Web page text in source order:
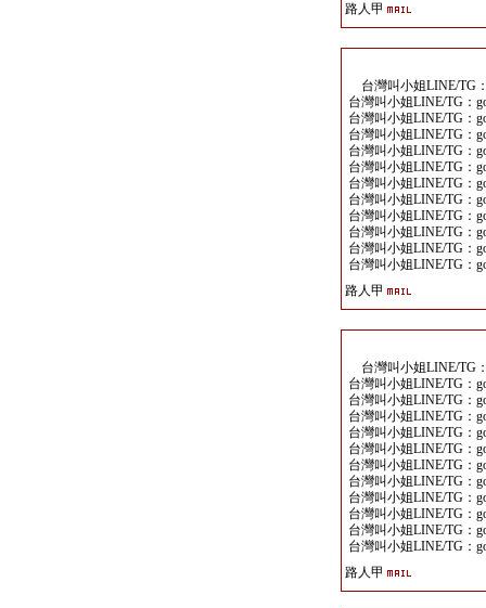
路人甲
台灣叫小姐LINE/TG
台灣叫小姐LINE/TG：
台灣叫小姐LINE/TG：
台灣叫小姐LINE/TG：
台灣叫小姐LINE/TG：
台灣叫小姐LINE/TG：
台灣叫小姐LINE/TG：
台灣叫小姐LINE/TG：
台灣叫小姐LINE/TG：
台灣叫小姐LINE/TG：
台灣叫小姐LINE/TG：
台灣叫小姐LINE/TG：
路人甲
台灣叫小姐LINE/TG
台灣叫小姐LINE/TG：
台灣叫小姐LINE/TG：
台灣叫小姐LINE/TG：
台灣叫小姐LINE/TG：
台灣叫小姐LINE/TG：
台灣叫小姐LINE/TG：
台灣叫小姐LINE/TG：
台灣叫小姐LINE/TG：
台灣叫小姐LINE/TG：
台灣叫小姐LINE/TG：
台灣叫小姐LINE/TG：
路人甲